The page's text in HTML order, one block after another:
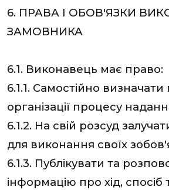
6. ПРАВА І ОБОВ'ЯЗКИ
ЗАМОВНИКА
6.1. Виконавець має право:
6.1.1. Самостійно
організації процесу
6.1.2. На свій розсуд
для виконання своїх
6.1.3. Публікувати та
інформацію про хід, спосіб